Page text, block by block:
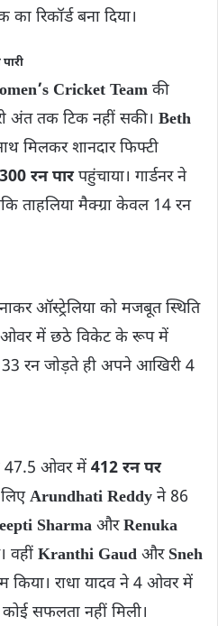
रिकॉर्ड बना दिया।
Cricket Team की
अंत तक टिक नहीं सकी। Beth
मिलकर शानदार फिफ्टी
300 रन पारपहुंचाया। गार्डनर ने
ताहलिया मैक्ग्रा केवल 14 रन
ऑस्ट्रेलिया को मजबूत स्थिति
ओवर में छठे विकेट के रूप में
रन जोड़ते ही अपने आखिरी 4
47.5 ओवर में 412 रन पर
Arundhati Reddy ने 86
Sharma औरRenuka
वहीं Kranthi Gaud और Sneh
राधा यादव ने 4 ओवर में
सफलता नहीं मिली।